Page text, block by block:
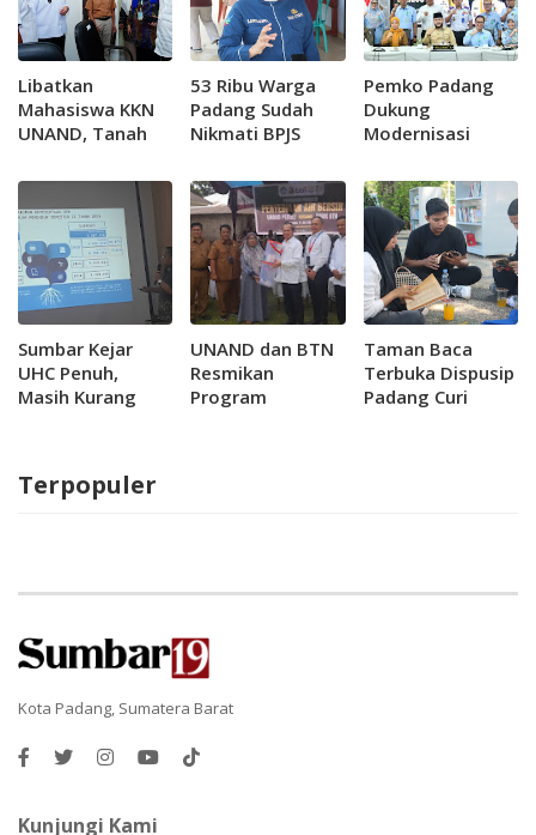
Libatkan
Mahasiswa KKN
UNAND, Tanah
Prevalensi
Stunting di
Bawah 10 Persen
53 Ribu Warga
Padang Sudah
Nikmati BPJS
Masih Siapkan
Ribuan Kuota
Pemko Padang
Dukung
Modernisasi
Djamil Menjadi
Rumah Sakit
Bertaraf Asia
Sumbar Kejar
UHC Penuh,
Masih Kurang
UNAND dan BTN
Resmikan
Program
Taman Baca
Terbuka Dispusip
Padang Curi
Terpopuler
Kota Padang, Sumatera Barat
Kunjungi Kami